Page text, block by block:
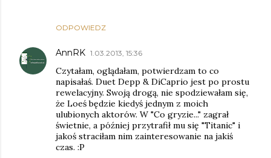
ODPOWIEDZ
AnnRK 1.03.2013, 15:36
Czytałam, oglądałam, potwierdzam to co
napisałaś. Duet Depp & DiCaprio jest po prostu
rewelacyjny. Swoją drogą, nie spodziewałam się,
że Loeś będzie kiedyś jednym z moich
ulubionych aktorów. W "Co gryzie..." zagrał
świetnie, a później przytrafił mu się "Titanic" i
jakoś straciłam nim zainteresowanie na jakiś
czas. :P